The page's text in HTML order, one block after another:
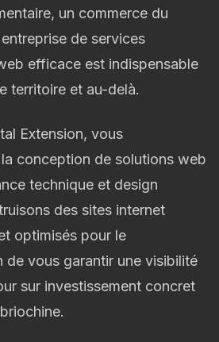
un commerce du
de services
efficace est indispensable
territoire et au-delà.
Extension, vous
conception de solutions web
technique et design
des sites internet
optimisés pour le
de vous garantir une visibilité
sur investissement concret